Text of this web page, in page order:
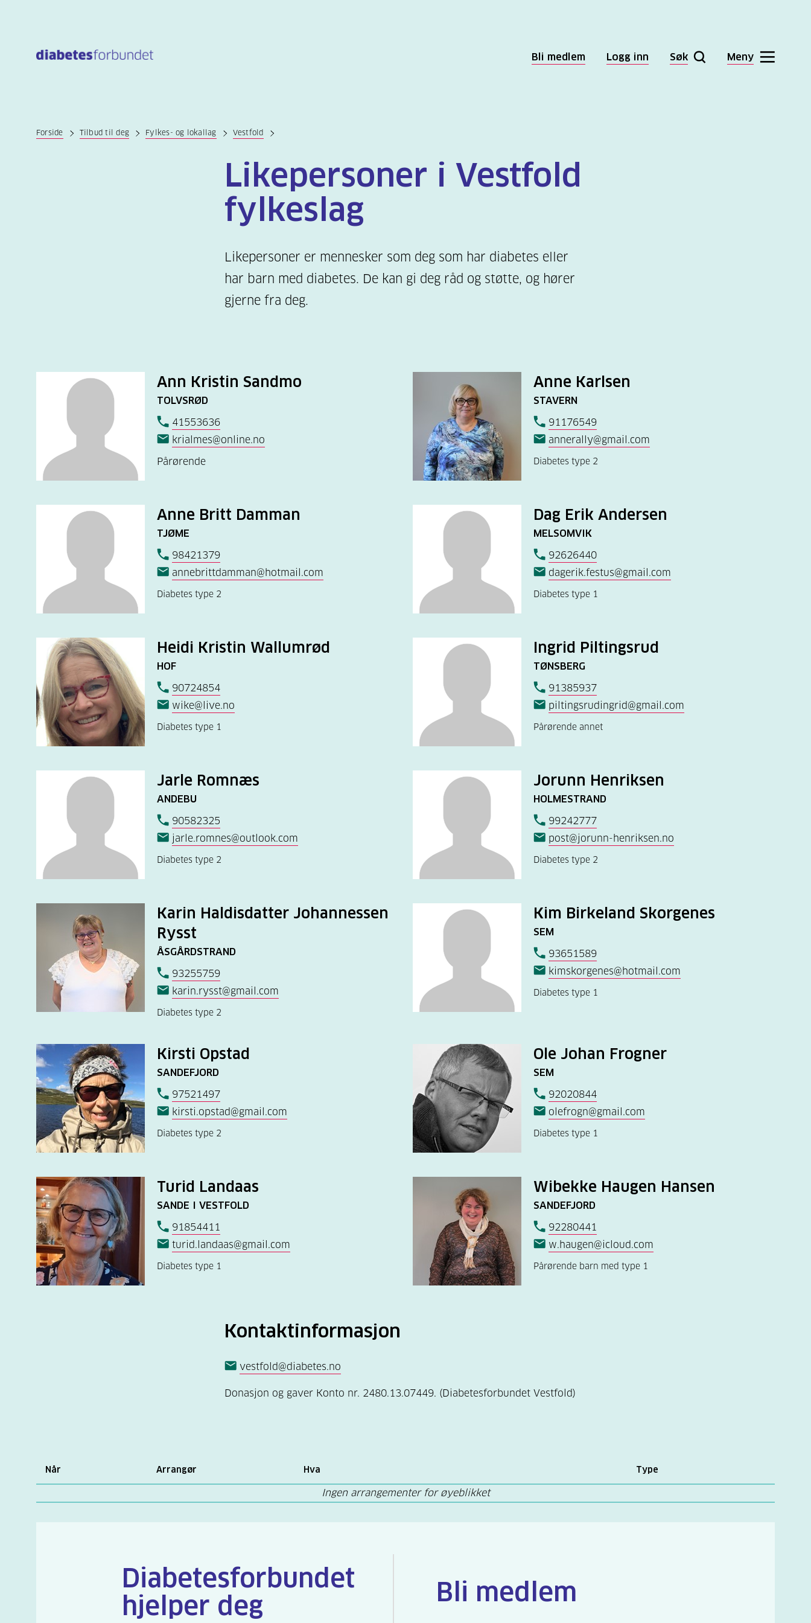
Bli medlem Logg inn Søk Meny
Forside Tilbud til deg Fylkes- og lokallag Vestfold
Likepersoner i Vestfold
fylkeslag
Likepersoner er mennesker som deg som har diabetes eller
har barn med diabetes. De kan gi deg råd og støtte, og hører
gjerne fra deg.
Ann Kristin Sandmo
TOLVSRØD
41553636
krialmes@online.no
Pårørende
Anne Karlsen
STAVERN
91176549
annerally@gmail.com
Diabetes type 2
Anne Britt Damman
TJØME
98421379
annebrittdamman@hotmail.com
Diabetes type 2
Dag Erik Andersen
MELSOMVIK
92626440
dagerik.festus@gmail.com
Diabetes type 1
Heidi Kristin Wallumrød
HOF
90724854
wike@live.no
Diabetes type 1
Ingrid Piltingsrud
TØNSBERG
91385937
piltingsrudingrid@gmail.com
Pårørende annet
Jarle Romnæs
ANDEBU
90582325
jarle.romnes@outlook.com
Diabetes type 2
Jorunn Henriksen
HOLMESTRAND
99242777
post@jorunn-henriksen.no
Diabetes type 2
Karin Haldisdatter Johannessen
Rysst
ÅSGÅRDSTRAND
93255759
karin.rysst@gmail.com
Diabetes type 2
Kim Birkeland Skorgenes
SEM
93651589
kimskorgenes@hotmail.com
Diabetes type 1
Kirsti Opstad
SANDEFJORD
97521497
kirsti.opstad@gmail.com
Diabetes type 2
Ole Johan Frogner
SEM
92020844
olefrogn@gmail.com
Diabetes type 1
Turid Landaas
SANDE I VESTFOLD
91854411
turid.landaas@gmail.com
Diabetes type 1
Wibekke Haugen Hansen
SANDEFJORD
92280441
w.haugen@icloud.com
Pårørende barn med type 1
Kontaktinformasjon
vestfold@diabetes.no
Donasjon og gaver Konto nr. 2480.13.07449. (Diabetesforbundet Vestfold)
Når Arrangør Hva Type
Ingen arrangementer for øyeblikket
Diabetesforbundet
hjelper deg
Bli medlem